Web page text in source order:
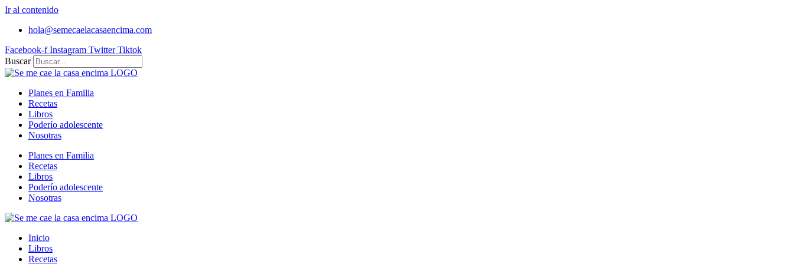
Ir al contenido
hola@semecaelacasaencima.com
Facebook-f Instagram Twitter Tiktok
Buscar
Planes en Familia
Recetas
Libros
Poderío adolescente
Nosotras
Planes en Familia
Recetas
Libros
Poderío adolescente
Nosotras
Inicio
Libros
Recetas